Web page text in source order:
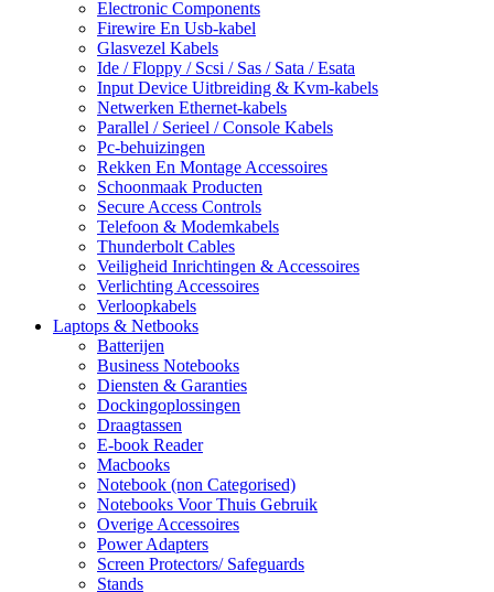
Electronic Components
Firewire En Usb-kabel
Glasvezel Kabels
Ide / Floppy / Scsi / Sas / Sata / Esata
Input Device Uitbreiding & Kvm-kabels
Netwerken Ethernet-kabels
Parallel / Serieel / Console Kabels
Pc-behuizingen
Rekken En Montage Accessoires
Schoonmaak Producten
Secure Access Controls
Telefoon & Modemkabels
Thunderbolt Cables
Veiligheid Inrichtingen & Accessoires
Verlichting Accessoires
Verloopkabels
Laptops & Netbooks
Batterijen
Business Notebooks
Diensten & Garanties
Dockingoplossingen
Draagtassen
E-book Reader
Macbooks
Notebook (non Categorised)
Notebooks Voor Thuis Gebruik
Overige Accessoires
Power Adapters
Screen Protectors/ Safeguards
Stands